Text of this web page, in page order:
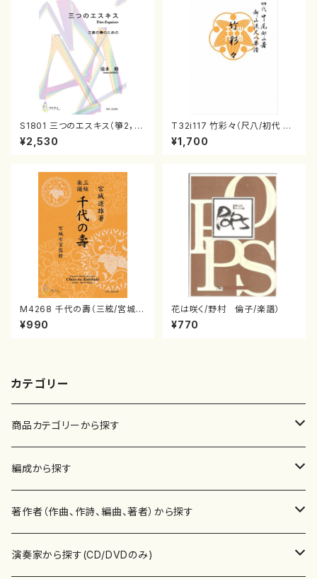
S1801 三つのエスキス（箏2，1
7/清水 脩/楽譜）
¥2,530
T32i117 竹彩々（尺八/初代 山
本邦山/尺八/都山式譜）都山流
公刊楽譜曲番:566
¥1,700
M4268 千代の壽（三絃/宮城道
雄著・宮城宗家監修/三絃楽譜）
¥990
花は咲く/野村 倫子/楽譜）
¥770
カテゴリー
商品カテゴリーから探す
楽譜
書籍
書籍
CD・DVD
編成から探す
邦楽器
箏・琴（ソロ）
合唱
著作者（作曲、作詩、編曲、著者）から探す
あ行
演奏家から探す(CD/DVDのみ)